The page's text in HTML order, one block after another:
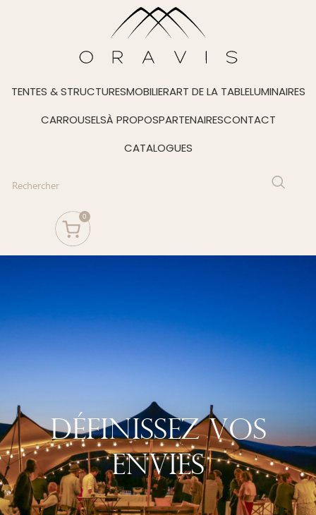
TENTES & STRUCTURESMOBILIERART DE LA TABLELUMINAIRES
CARROUSELSÀ PROPOSPARTENAIRESCONTACT
CATALOGUES
0
Définissez Vos
Envies